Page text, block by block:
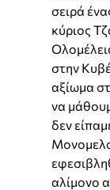
σειρά
κύριος
στην
αξίωμα
να
δεν
αλίμονο